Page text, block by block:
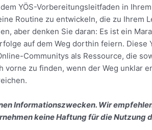
YÖS-Vorbereitungsleitfaden in
Routine zu entwickeln, die zu Ihrem
aber denken Sie daran: Es ist ein
auf dem Weg dorthin feiern. Diese
Communitys als Ressource, die
zu finden, wenn der Weg unklar
Informationszwecken. Wir
keine Haftung für die Nutzung